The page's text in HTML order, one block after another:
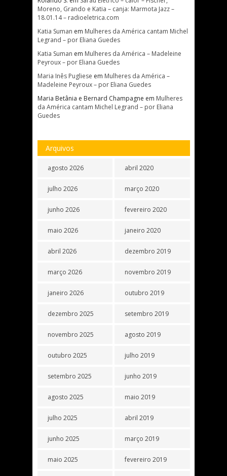
Moreno, Grando e Katia – canja: Marmota Jazz –
18.01.14 – radioeletrica.com
Katia Suman em Mulheres da América cantam Michel
Legrand – por Eliana Guedes
Katia Suman em Mulheres da América – Madeleine
Peyroux – por Eliana Guedes
Maria Inês Pugliese em Mulheres da América –
Madeleine Peyroux – por Eliana Guedes
Maria Betânia e Bernard Champagne em Mulheres
da América cantam Michel Legrand – por Eliana
Guedes
Arquivos
agosto 2026
julho 2026
junho 2026
maio 2026
abril 2026
março 2026
janeiro 2026
dezembro 2025
novembro 2025
outubro 2025
setembro 2025
agosto 2025
julho 2025
junho 2025
maio 2025
abril 2020
março 2020
fevereiro 2020
janeiro 2020
dezembro 2019
novembro 2019
outubro 2019
setembro 2019
agosto 2019
julho 2019
junho 2019
maio 2019
abril 2019
março 2019
fevereiro 2019